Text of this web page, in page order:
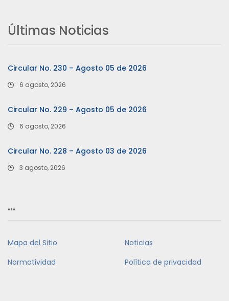
Últimas Noticias
Circular No. 230 – Agosto 05 de 2026
6 agosto, 2026
Circular No. 229 – Agosto 05 de 2026
6 agosto, 2026
Circular No. 228 – Agosto 03 de 2026
3 agosto, 2026
…
Mapa del Sitio
Noticias
Normatividad
Política de privacidad